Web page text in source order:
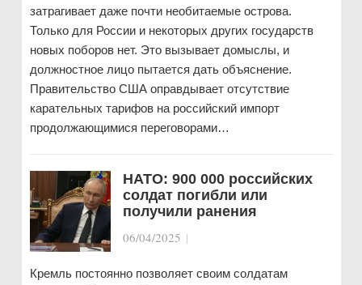
затрагивает даже почти необитаемые острова.
Только для России и некоторых других государств
новых поборов нет. Это вызывает домыслы, и
должностное лицо пытается дать объяснение.
Правительство США оправдывает отсутствие
карательных тарифов на российский импорт
продолжающимися переговорами…
НАТО: 900 000 российских
солдат погибли или
получили ранения
06/04/2025 |
Кремль постоянно позволяет своим солдатам